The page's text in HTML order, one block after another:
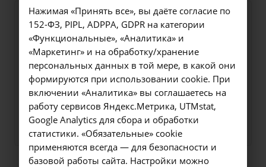
Оформите заявку на сайте,
мы свяжемся с вами в
ближайшее время и ответим
на все интересующие
вопросы.
Заказать услугу
Нажимая «Принять все», вы даёте согласие по
152-ФЗ, PIPL, ADPPA, GDPR на категории
«Функциональные», «Аналитика» и
«Маркетинг» и на обработку/хранение
персональных данных в той мере, в какой они
формируются при использовании cookie. При
включении «Аналитика» вы соглашаетесь на
работу сервисов Яндекс.Метрика, UTMstat,
Google Analytics для сбора и обработки
статистики. «Обязательные» cookie
применяются всегда — для безопасности и
базовой работы сайта. Настройки можно